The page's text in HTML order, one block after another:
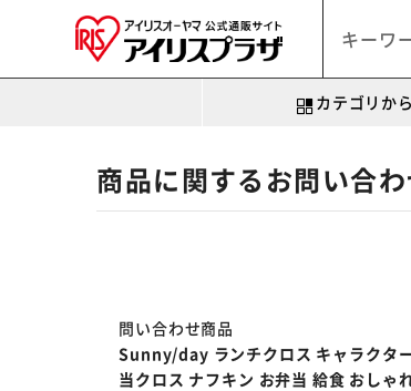
カテゴリか
商品に関するお問い合
問い合わせ商品
Sunny/day ランチクロス キャラクタ
当クロス ナフキン お弁当 給食 おしゃ